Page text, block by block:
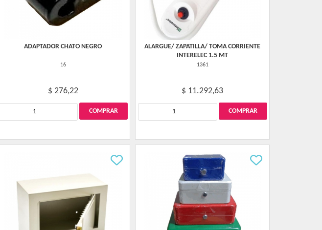
ADAPTADOR CHATO NEGRO
16
$ 276,22
ALARGUE/ ZAPATILLA/ TOMA CORRIENTE
INTERELEC 1.5 MT
1361
$ 11.292,63